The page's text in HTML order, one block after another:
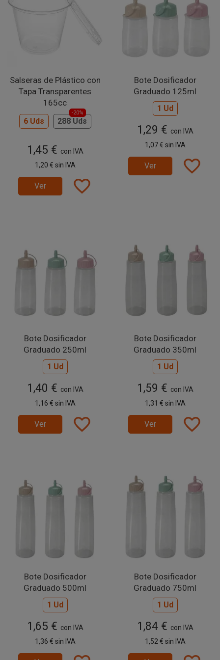
Salseras de Plástico con
Tapa Transparentes
165cc
6 Uds 288 Uds
-20%
1,45 € con IVA
1,20 € sin IVA
Ver favorite_border
Bote Dosificador
Graduado 125ml
1 Ud
1,29 € con IVA
1,07 € sin IVA
Ver favorite_border
Bote Dosificador
Graduado 250ml
1 Ud
1,40 € con IVA
1,16 € sin IVA
Ver favorite_border
Bote Dosificador
Graduado 350ml
1 Ud
1,59 € con IVA
1,31 € sin IVA
Ver favorite_border
Bote Dosificador
Graduado 500ml
1 Ud
1,65 € con IVA
1,36 € sin IVA
Bote Dosificador
Graduado 750ml
1 Ud
1,84 € con IVA
1,52 € sin IVA